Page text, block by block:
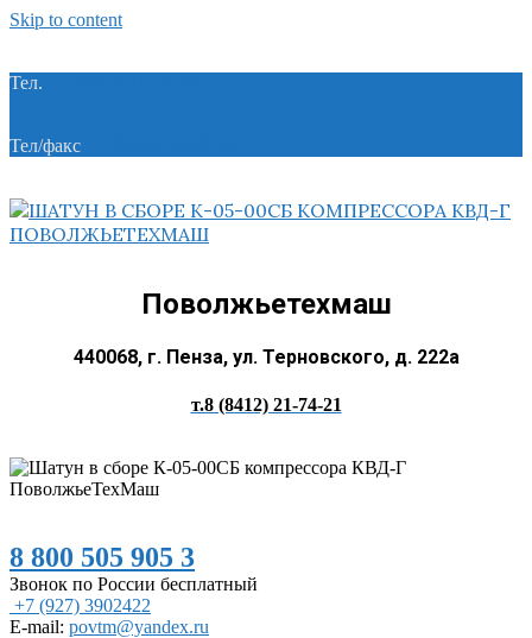
Skip to content
Тел.
Тел/факс
Поволжьетехмаш
440068, г. Пенза, ул. Терновского, д. 222а
т.8 (8412) 21-74-21
8 800 505 905 3
Звонок по России бесплатный
+7 (927) 3902422
E-mail: povtm@yandex.ru